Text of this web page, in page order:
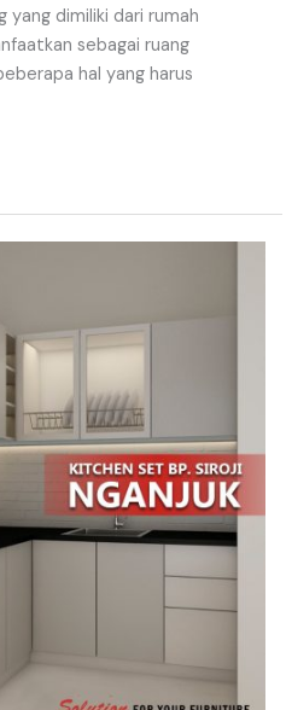
dimiliki dari rumah
sebagai ruang
hal yang harus